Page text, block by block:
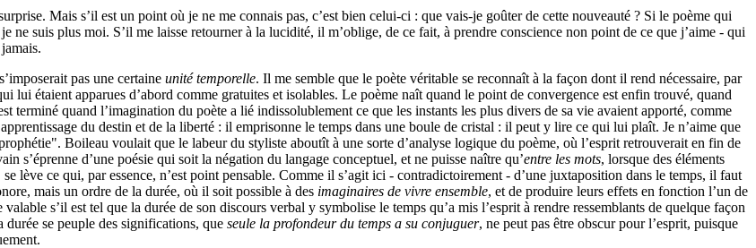
Mais s’il est un point où je ne me connais pas, c’est bien celui-ci : que vais-je goûter de cette nouveauté ? Si le poème qui
ne suis plus moi. S’il me laisse retourner à la lucidité, il m’oblige, de ce fait, à prendre conscience non point de ce que j’aime - qui
pas une certaine unité temporelle. Il me semble que le poète véritable se reconnaît à la façon dont il rend nécessaire, par
lui étaient apparues d’abord comme gratuites et isolables. Le poème naît quand le point de convergence est enfin trouvé, quand
terminé quand l’imagination du poète a lié indissolublement ce que les instants les plus divers de sa vie avaient apporté, comme
du destin et de la liberté : il emprisonne le temps dans une boule de cristal : il peut y lire ce qui lui plaît. Je n’aime que
Boileau voulait que le labeur du styliste aboutît à une sorte d’analyse logique du poème, où l’esprit retrouverait en fin de
s’éprenne d’une poésie qui soit la négation du langage conceptuel, et ne puisse naître qu’entre les mots, lorsque des éléments
lève ce qui, par essence, n’est point pensable. Comme il s’agit ici - contradictoirement - d’une juxtaposition dans le temps, il faut
mais un ordre de la durée, où il soit possible à des imaginaires de vivre ensemble, et de produire leurs effets en fonction l’un de
s’il est tel que la durée de son discours verbal y symbolise le temps qu’a mis l’esprit à rendre ressemblants de quelque façon
se peuple des significations, que seule la profondeur du temps a su conjuguer, ne peut pas être obscur pour l’esprit, puisque